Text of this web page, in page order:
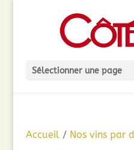
Sélectionner une page
Accueil/ Nos vins par